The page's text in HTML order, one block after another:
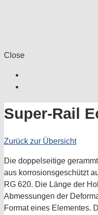
Close
Super-Rail
Zurück zur Übersicht
Die doppelseitige
aus korrosionsgeschützt
RG 620. Die Länge der
Abmessungen der
Format eines Elementes.